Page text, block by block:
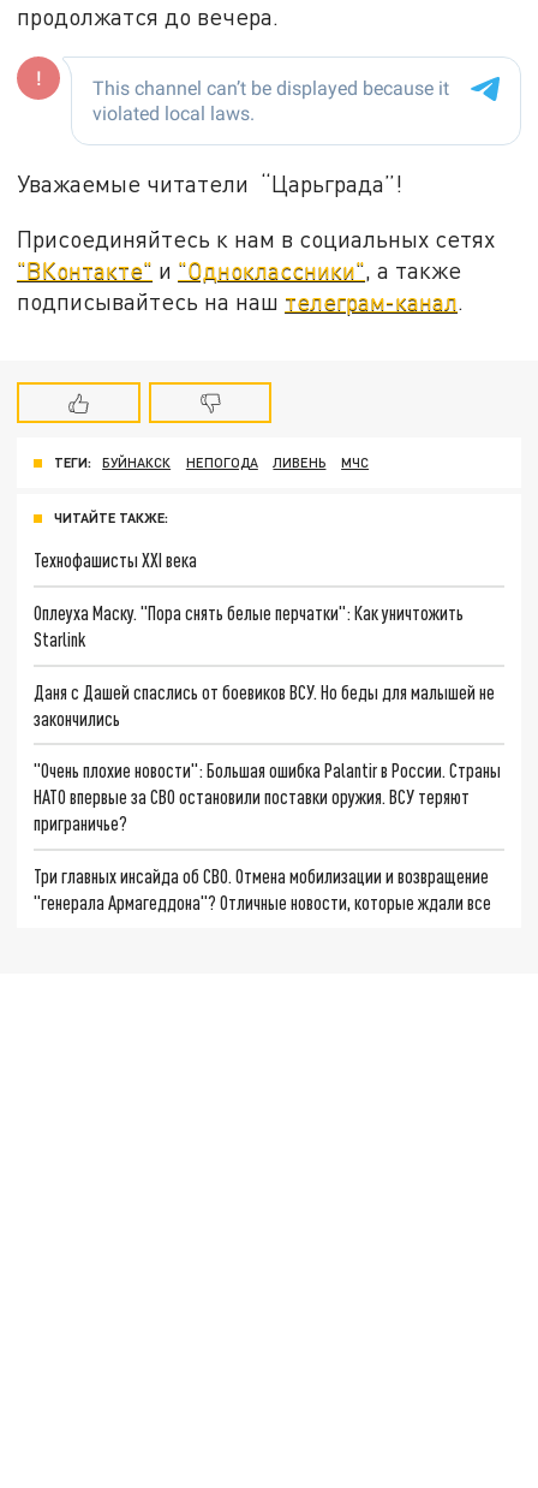
продолжатся до вечера.
Уважаемые читатели “Царьграда”!
Присоединяйтесь к нам в социальных сетях
"ВКонтакте" и "Одноклассники", а также
подписывайтесь на наш телеграм-канал.
ТЕГИ: БУЙНАКСК НЕПОГОДА ЛИВЕНЬ МЧС
ЧИТАЙТЕ ТАКЖЕ:
Технофашисты XXI века
Оплеуха Маску. "Пора снять белые перчатки": Как уничтожить
Starlink
Даня с Дашей спаслись от боевиков ВСУ. Но беды для малышей не
закончились
"Очень плохие новости": Большая ошибка Palantir в России. Страны
НАТО впервые за СВО остановили поставки оружия. ВСУ теряют
приграничье?
Три главных инсайда об СВО. Отмена мобилизации и возвращение
"генерала Армагеддона"? Отличные новости, которые ждали все